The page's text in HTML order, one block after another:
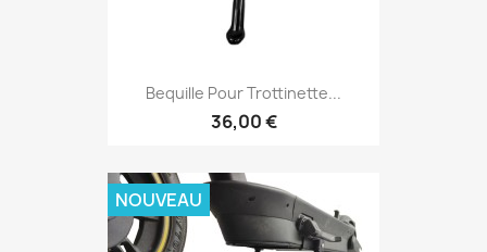
Bequille Pour Trottinette...
36,00 €
NOUVEAU